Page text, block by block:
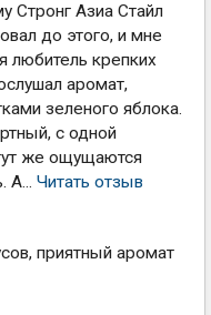
Стронг Азиа Стайл
до этого, и мне
любитель крепких
аромат,
зеленого яблока.
с одной
же ощущаются
А... Читать отзыв
приятный аромат